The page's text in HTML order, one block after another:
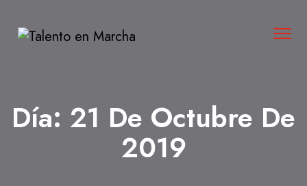
Día: 21 De Octubre De
2019